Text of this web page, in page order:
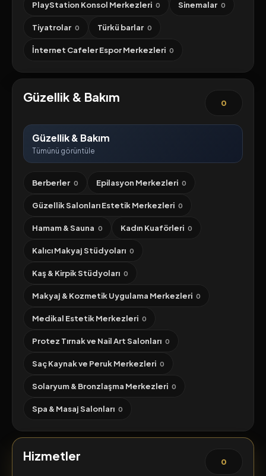
PlayStation Konsol Merkezleri 0 Sinemalar 0
Tiyatrolar 0 Türkü barlar 0
İnternet Cafeler Espor Merkezleri 0
Güzellik & Bakım 0
Güzellik & Bakım
Tümünü görüntüle
Berberler 0 Epilasyon Merkezleri 0
Güzellik Salonları Estetik Merkezleri 0
Hamam & Sauna 0 Kadın Kuaförleri 0
Kalıcı Makyaj Stüdyoları 0
Kaş & Kirpik Stüdyoları 0
Makyaj & Kozmetik Uygulama Merkezleri 0
Medikal Estetik Merkezleri 0
Protez Tırnak ve Nail Art Salonları 0
Saç Kaynak ve Peruk Merkezleri 0
Solaryum & Bronzlaşma Merkezleri 0
Spa & Masaj Salonları 0
Hizmetler 0